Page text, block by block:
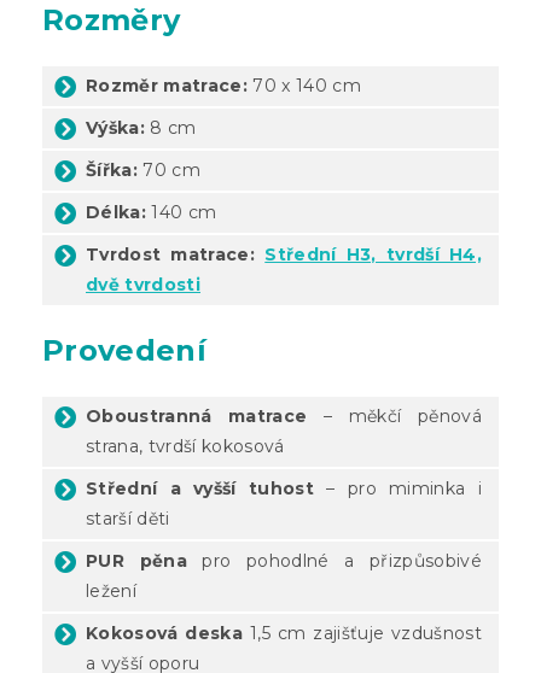
Rozměry
Rozměr matrace: 70 x 140 cm
Výška: 8 cm
Šířka: 70 cm
Délka:140 cm
Tvrdost matrace: Střední H3, tvrdší H4,
dvě tvrdosti
Provedení
Oboustranná matrace – měkčí pěnová
strana, tvrdší kokosová
Střední a vyšší tuhost – pro miminka i
starší děti
PUR pěnapro pohodlné a přizpůsobivé
ležení
Kokosová deska 1,5 cm zajišťuje vzdušnost
a vyšší oporu